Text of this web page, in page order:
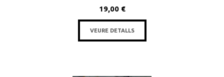
19,00 €
VEURE DETALLS